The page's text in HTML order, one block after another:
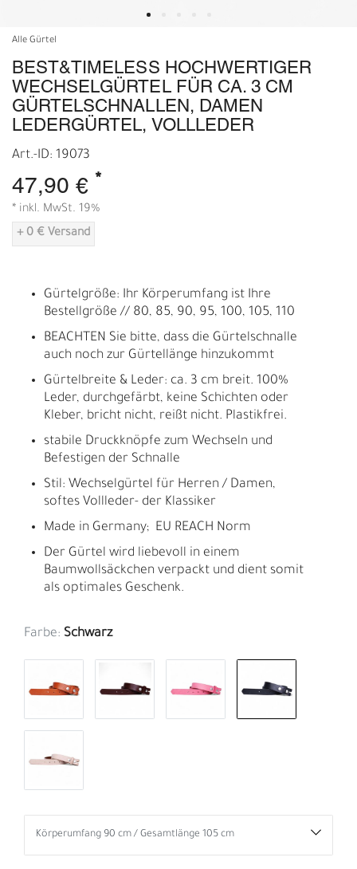
Alle Gürtel
BEST&TIMELESS HOCHWERTIGER
WECHSELGÜRTEL FÜR CA. 3 CM
GÜRTELSCHNALLEN, DAMEN
LEDERGÜRTEL, VOLLLEDER
Art.-ID: 19073
47,90 € *
* inkl. MwSt. 19%
+ 0 € Versand
Gürtelgröße: Ihr Körperumfang ist Ihre
Bestellgröße // 80, 85, 90, 95, 100, 105, 110
BEACHTEN Sie bitte, dass die Gürtelschnalle
auch noch zur Gürtellänge hinzukommt
Gürtelbreite & Leder: ca. 3 cm breit. 100%
Leder, durchgefärbt, keine Schichten oder
Kleber, bricht nicht, reißt nicht. Plastikfrei.
stabile Druckknöpfe zum Wechseln und
Befestigen der Schnalle
Stil: Wechselgürtel für Herren / Damen,
softes Vollleder- der Klassiker
Made in Germany; EU REACH Norm
Der Gürtel wird liebevoll in einem
Baumwollsäckchen verpackt und dient somit
als optimales Geschenk.
Farbe: Schwarz